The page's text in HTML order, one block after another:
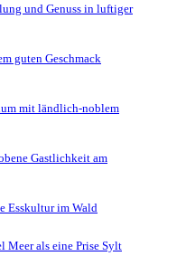
und Genuss in luftiger
guten Geschmack
mit ländlich-noblem
Gastlichkeit am
Esskultur im Wald
Meer als eine Prise Sylt